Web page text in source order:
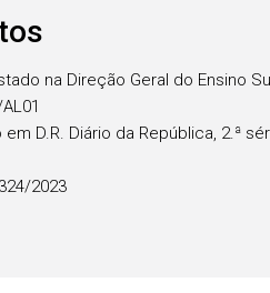
na Direção Geral do Ensino
em D.R. Diário da República, 2.ª
2023